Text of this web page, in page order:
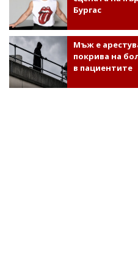
Бургас
Мъж е
покрива на
в пациентите